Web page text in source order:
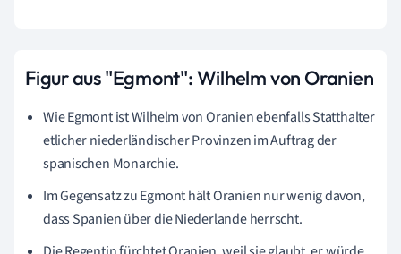
Figur aus "Egmont": Wilhelm von Oranien
Wie Egmont ist Wilhelm von Oranien ebenfalls Statthalter
etlicher niederländischer Provinzen im Auftrag der
spanischen Monarchie.
Im Gegensatz zu Egmont hält Oranien nur wenig davon,
dass Spanien über die Niederlande herrscht.